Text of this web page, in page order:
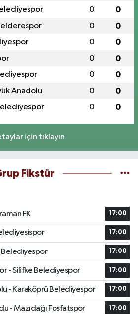
0 0
0 0
0 0
0 0
0 0
Anadolu 0 0
0 0
için tıklayın
Fikstür
FK
17:00
17:00
Belediyespor 17:00
- Silifke Belediyespor 17:00
- Karaköprü Belediyespor 17:00
- Mazıdağı Fosfatspor 17:00